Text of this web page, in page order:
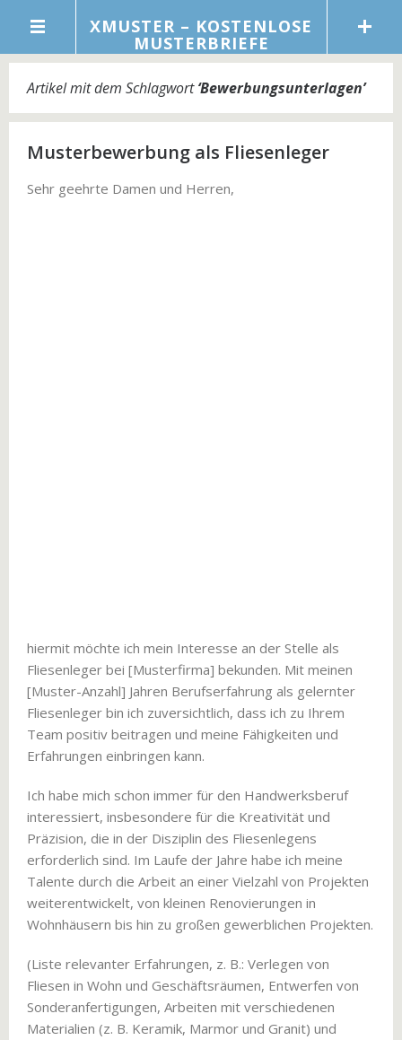
XMUSTER – KOSTENLOSE
MUSTERBRIEFE
Artikel mit dem Schlagwort‘Bewerbungsunterlagen’
Musterbewerbung als Fliesenleger
Sehr geehrte Damen und Herren,
hiermit möchte ich mein Interesse an der Stelle als
Fliesenleger bei [Musterfirma] bekunden. Mit meinen
[Muster-Anzahl] Jahren Berufserfahrung als gelernter
Fliesenleger bin ich zuversichtlich, dass ich zu Ihrem
Team positiv beitragen und meine Fähigkeiten und
Erfahrungen einbringen kann.
Ich habe mich schon immer für den Handwerksberuf
interessiert, insbesondere für die Kreativität und
Präzision, die in der Disziplin des Fliesenlegens
erforderlich sind. Im Laufe der Jahre habe ich meine
Talente durch die Arbeit an einer Vielzahl von Projekten
weiterentwickelt, von kleinen Renovierungen in
Wohnhäusern bis hin zu großen gewerblichen Projekten.
(Liste relevanter Erfahrungen, z. B.: Verlegen von
Fliesen in Wohn und Geschäftsräumen, Entwerfen von
Sonderanfertigungen, Arbeiten mit verschiedenen
Materialien (z. B. Keramik, Marmor und Granit) und